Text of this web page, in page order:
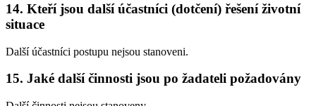
14. Kteří jsou další účastníci (dotčení) řešení životní
situace
Další účastníci postupu nejsou stanoveni.
15. Jaké další činnosti jsou po žadateli požadovány